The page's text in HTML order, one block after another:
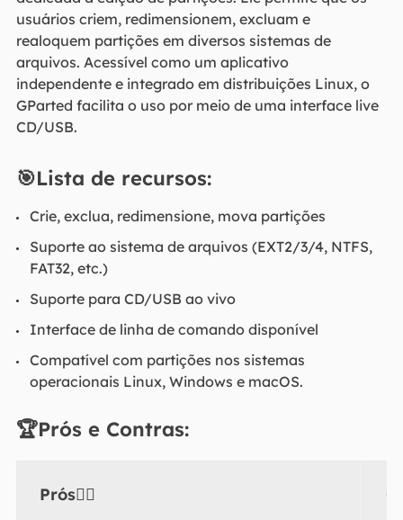
usuários criem, redimensionem, excluam e
realoquem partições em diversos sistemas de
arquivos. Acessível como um aplicativo
independente e integrado em distribuições Linux, o
GParted facilita o uso por meio de uma interface live
CD/USB.
🎯Lista de recursos:
Crie, exclua, redimensione, mova partições
Suporte ao sistema de arquivos (EXT2/3/4, NTFS,
FAT32, etc.)
Suporte para CD/USB ao vivo
Interface de linha de comando disponível
Compatível com partições nos sistemas
operacionais Linux, Windows e macOS.
🏆Prós e Contras:
Prós👍🏻